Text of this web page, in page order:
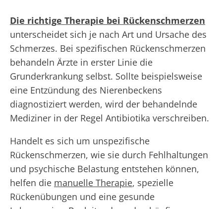
Die richtige Therapie bei Rückenschmerzen
unterscheidet sich je nach Art und Ursache des
Schmerzes. Bei spezifischen Rückenschmerzen
behandeln Ärzte in erster Linie die
Grunderkrankung selbst. Sollte beispielsweise
eine Entzündung des Nierenbeckens
diagnostiziert werden, wird der behandelnde
Mediziner in der Regel Antibiotika verschreiben.
Handelt es sich um unspezifische
Rückenschmerzen, wie sie durch Fehlhaltungen
und psychische Belastung entstehen können,
helfen die manuelle Therapie, spezielle
Rückenübungen und eine gesunde